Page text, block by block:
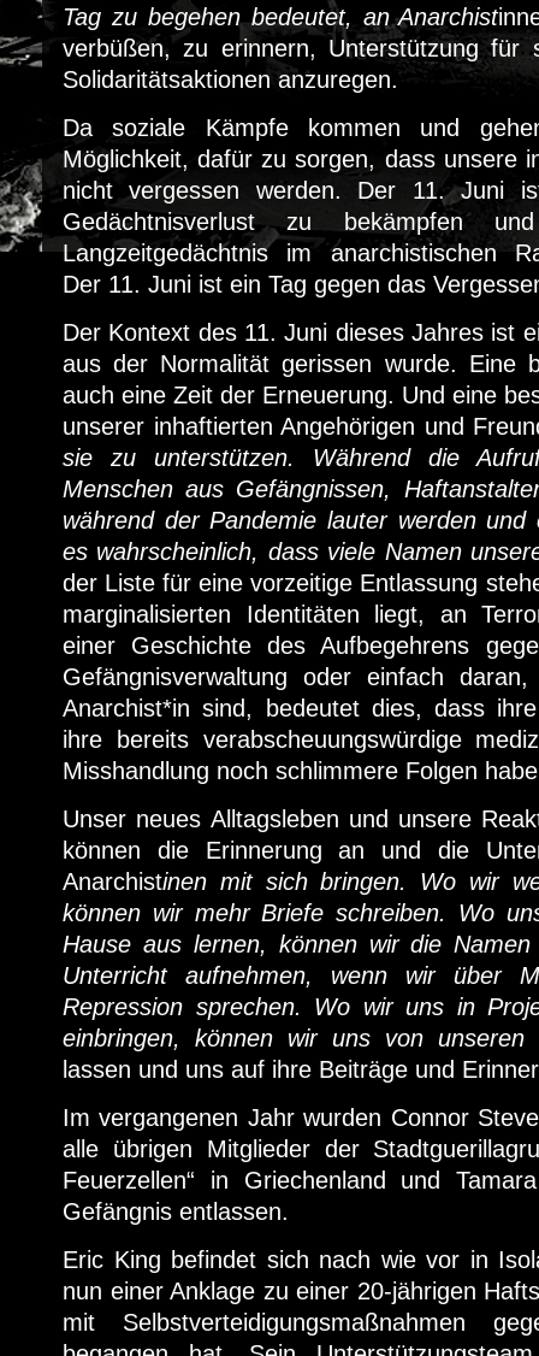
Tag zu begehen bedeutet, an Anarchist
verbüßen, zu erinnern, Unterstützung für
Solidaritätsaktionen anzuregen.
Da soziale Kämpfe kommen und
Möglichkeit, dafür zu sorgen, dass unsere
nicht vergessen werden. Der 11. Juni
Gedächtnisverlust zu bekämpfen
Langzeitgedächtnis im anarchistischen
Der 11. Juni ist ein Tag gegen das
Der Kontext des 11. Juni dieses Jahres ist
aus der Normalität gerissen wurde. Eine
auch eine Zeit der Erneuerung. Und eine
unserer inhaftierten Angehörigen und
sie zu unterstützen. Während die
Menschen aus Gefängnissen,
während der Pandemie lauter werden
es wahrscheinlich, dass viele Namen
der Liste für eine vorzeitige Entlassung
marginalisierten Identitäten liegt, an
einer Geschichte des Aufbegehrens
Gefängnisverwaltung oder einfach
Anarchist*in sind, bedeutet dies, dass
ihre bereits verabscheuungswürdige
Misshandlung noch schlimmere Folgen
Unser neues Alltagsleben und unsere
können die Erinnerung an und die
Anarchistinen mit sich bringen. Wo wir
können wir mehr Briefe schreiben. Wo
Hause aus lernen, können wir die
Unterricht aufnehmen, wenn wir über
Repression sprechen. Wo wir uns in
einbringen, können wir uns von unseren
lassen und uns auf ihre Beiträge und
Im vergangenen Jahr wurden Connor
alle übrigen Mitglieder der
Feuerzellen“ in Griechenland und
Gefängnis entlassen.
Eric King befindet sich nach wie vor in
nun einer Anklage zu einer 20-jährigen
mit Selbstverteidigungsmaßnahmen